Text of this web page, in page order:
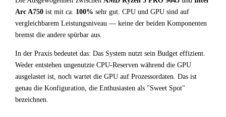
Arc A750 ist mit ca. 100% sehr gut. CPU und GPU sind auf
vergleichbarem Leistungsniveau — keine der beiden Komponenten
bremst die andere spürbar aus.
In der Praxis bedeutet das: Das System nutzt sein Budget effizient.
Weder entstehen ungenutzte CPU-Reserven während die GPU
ausgelastet ist, noch wartet die GPU auf Prozessordaten. Das ist
genau die Konfiguration, die Enthusiasten als "Sweet Spot"
bezeichnen.